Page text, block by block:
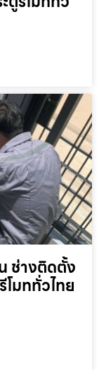
ช่างติดตั้ง
มททั่วไทย